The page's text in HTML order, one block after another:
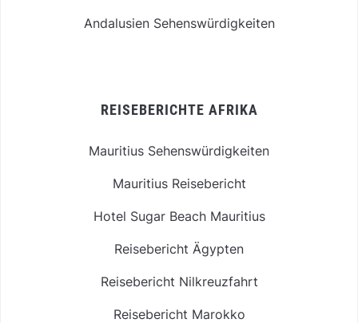
Andalusien Sehenswürdigkeiten
REISEBERICHTE AFRIKA
Mauritius Sehenswürdigkeiten
Mauritius Reisebericht
Hotel Sugar Beach Mauritius
Reisebericht Ägypten
Reisebericht Nilkreuzfahrt
Reisebericht Marokko